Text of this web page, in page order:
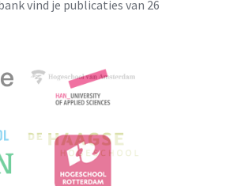
vind je publicaties van 26